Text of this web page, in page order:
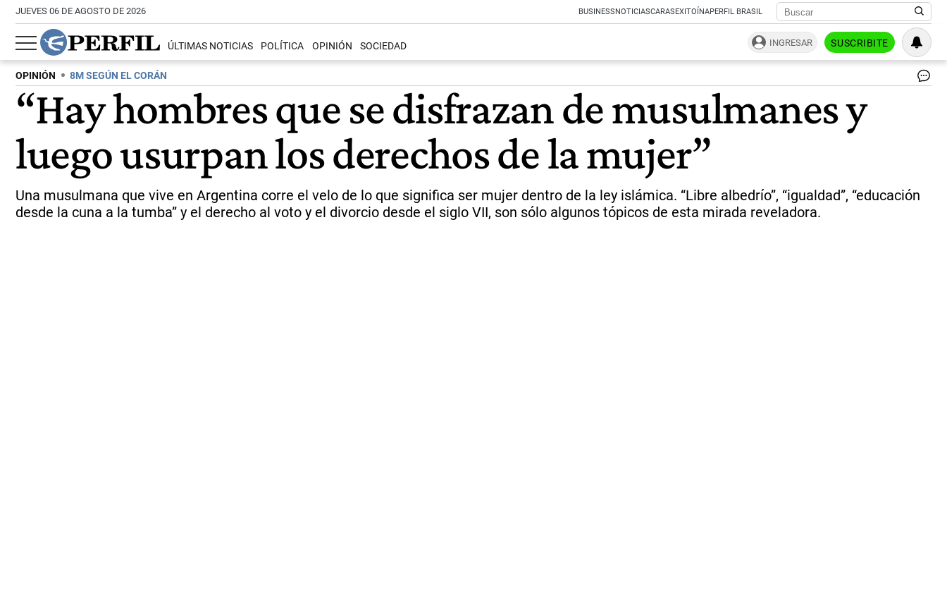
JUEVES 06 DE AGOSTO DE 2026 BUSINESSNOTICIASCARASEXITOÍNAPERFIL BRASIL
ÚLTIMAS NOTICIAS POLÍTICA OPINIÓN SOCIEDAD INGRESAR SUSCRIBITE
OPINIÓN 8M SEGÚN EL CORÁN
“Hay hombres que se disfrazan de musulmanes y
luego usurpan los derechos de la mujer”
Una musulmana que vive en Argentina corre el velo de lo que significa ser mujer dentro de la ley islámica. “Libre albedrío”, “igualdad”, “educación
desde la cuna a la tumba” y el derecho al voto y el divorcio desde el siglo VII, son sólo algunos tópicos de esta mirada reveladora.